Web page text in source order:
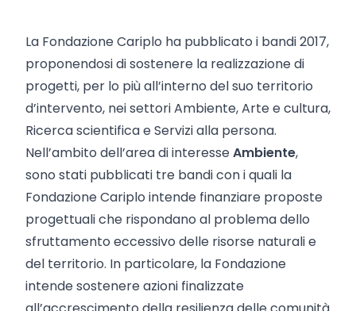
La Fondazione Cariplo ha pubblicato i bandi 2017,
proponendosi di sostenere la realizzazione di
progetti, per lo più all’interno del suo territorio
d’intervento, nei settori Ambiente, Arte e cultura,
Ricerca scientifica e Servizi alla persona.
Nell’ambito dell’area di interesseAmbiente,
sono stati pubblicati tre bandi con i quali la
Fondazione Cariplo intende finanziare proposte
progettuali che rispondano al problema dello
sfruttamento eccessivo delle risorse naturali e
del territorio. In particolare, la Fondazione
intende sostenere azioni finalizzate